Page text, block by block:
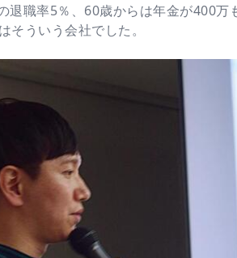
退職率5％、60歳からは年金が400万
そういう会社でした。